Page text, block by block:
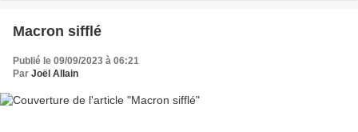
Macron sifflé
Publié le 09/09/2023 à 06:21
Par Joël Allain